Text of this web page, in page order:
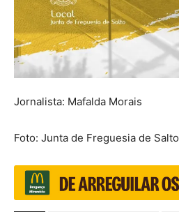
Jornalista: Mafalda Morais
Foto: Junta de Freguesia de Salto